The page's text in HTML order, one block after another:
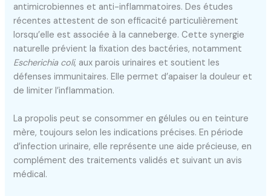
antimicrobiennes et anti-inflammatoires. Des études
récentes attestent de son efficacité particulièrement
lorsqu’elle est associée à la canneberge. Cette synergie
naturelle prévient la fixation des bactéries, notamment
Escherichia coli, aux parois urinaires et soutient les
défenses immunitaires. Elle permet d’apaiser la douleur et
de limiter l’inflammation.
La propolis peut se consommer en gélules ou en teinture
mère, toujours selon les indications précises. En période
d’infection urinaire, elle représente une aide précieuse, en
complément des traitements validés et suivant un avis
médical.